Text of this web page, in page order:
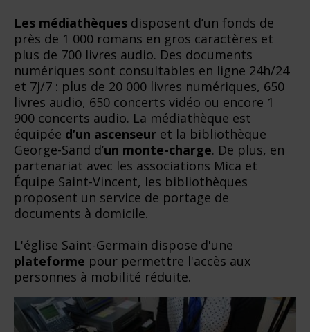
Les médiathèques disposent d’un fonds de
près de 1 000 romans en gros caractères et
plus de 700 livres audio. Des documents
numériques sont consultables en ligne 24h/24
et 7j/7 : plus de 20 000 livres numériques, 650
livres audio, 650 concerts vidéo ou encore 1
900 concerts audio. La médiathèque est
équipée d’un ascenseur et la bibliothèque
George-Sand d’un monte-charge. De plus, en
partenariat avec les associations Mica et
Équipe Saint-Vincent, les bibliothèques
proposent un service de portage de
documents à domicile.
L'église Saint-Germain dispose d'une
plateforme pour permettre l'accès aux
personnes à mobilité réduite.